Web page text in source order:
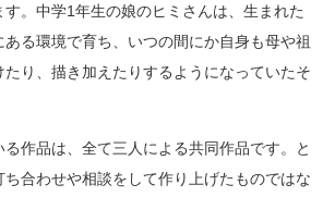
。中学1年生の娘のヒミさんは、生まれた
ある環境で育ち、いつの間にか自身も母や祖
り、描き加えたりするようになっていたそ
作品は、全て三人による共同作品です。と
ち合わせや相談をして作り上げたものではな